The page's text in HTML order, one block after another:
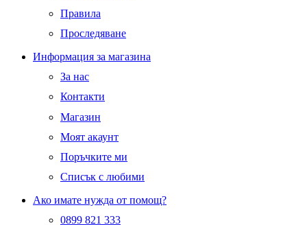
Правила
Проследяване
Информация за магазина
За нас
Контакти
Магазин
Моят акаунт
Поръчките ми
Списък с любими
Ако имате нужда от помощ?
0899 821 333